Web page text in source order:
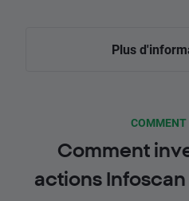
Plus
COMMENT
Comment
actions Infoscan